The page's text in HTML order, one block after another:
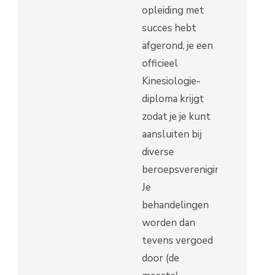
opleiding met
succes hebt
afgerond, je een
officieel
Kinesiologie-
diploma krijgt
zodat je je kunt
aansluiten bij
diverse
beroepsverenigingen.
Je
behandelingen
worden dan
tevens vergoed
door (de